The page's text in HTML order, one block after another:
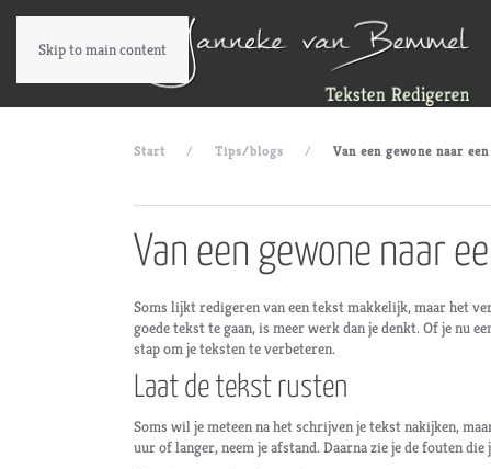
Skip to main content
Start Tips/blogs Van een gewone naar
Van een gewone naar
Soms lijkt redigeren van een tekst makkelijk, maar het
goede tekst te gaan, is meer werk dan je denkt. Of je nu
stap om je teksten te verbeteren.
Laat de tekst rusten
Soms wil je meteen na het schrijven je tekst nakijken,
uur of langer, neem je afstand. Daarna zie je de fouten